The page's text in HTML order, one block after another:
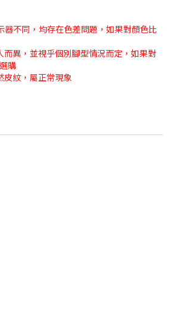
器不同，均存在色差問題，如果對顏色比
而異，並視乎個別腳型情況而定，如果對
購
皮紋，屬正常現象